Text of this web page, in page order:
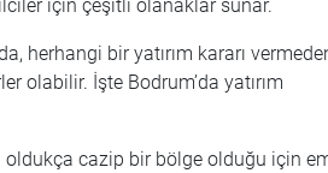
için çeşitli olanaklar sunar.
herhangi bir yatırım kararı
olabilir. İşte Bodrum’da yatırım
oldukça cazip bir bölge olduğu için